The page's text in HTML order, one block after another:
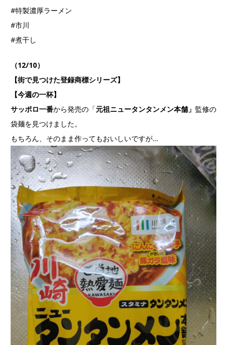
#特製濃厚ラーメン
#市川
#煮干し
（12/10）
【街で見つけた登録商標シリーズ】
【今週の一杯】
サッポロ一番から発売の「元祖ニュータンタンメン本舗」 監修の
袋麺を見つけました。
もちろん、そのまま作ってもおいしいですが…